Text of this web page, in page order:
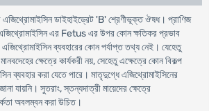
এজিথ্রোমাইসিন ডাইহাইড্রেট 'B' শ্রেণীভূক্ত ঔষধ। প্রাণিজ
এজিথ্রোমাইসিন এর Fetus এর উপর কোন ক্ষতিকর প্রভাব
ব্যবহারের কোন পর্যাপ্ত তথ্য নেই। যেহেতু
ক্ষেত্রে কার্যকরী নয়, সেহেতু এক্ষেত্রে কোন বিকল্প
ব্যবহার করা যেতে পারে। মাতৃদুগ্ধে এজিথ্রোমাইসিনের
যায়নি। সুতরাং, স্তন্যদাত্রী মায়েদের ক্ষেত্রে
অবলম্বন করা উচিত।